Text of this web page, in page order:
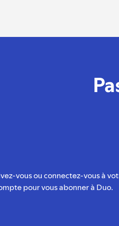
vous ou connectez-vous à
pour vous abonner à Duo.